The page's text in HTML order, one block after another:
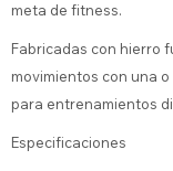
meta de fitness.
Fabricadas con hierro
movimientos con una
para entrenamientos
Especificaciones